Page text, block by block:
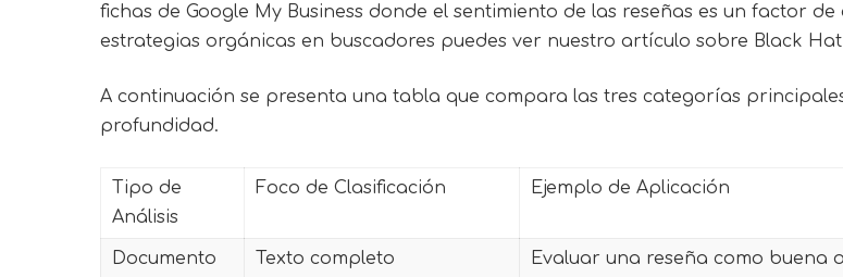
fichas de Google My Business donde el sentimiento de las reseñas es un factor
estrategias orgánicas en buscadores puedes ver nuestro artículo sobre Black
A continuación se presenta una tabla que compara las tres categorías
profundidad.
Tipo de
Análisis
Foco de Clasificación Ejemplo de Aplicación
Documento Texto completo Evaluar una reseña como buena